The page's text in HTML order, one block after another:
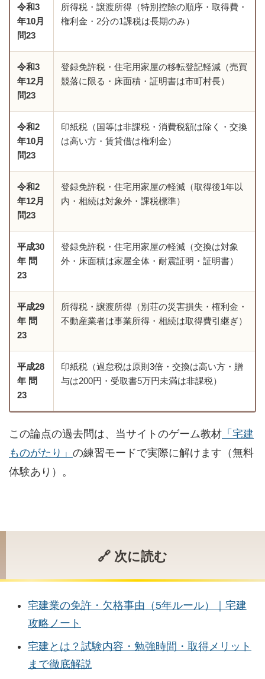
令和3
年10月
問23
所得税・譲渡所得（特別控除の順序・取得費・
権利金・2分の1課税は長期のみ）
令和3
年12月
問23
登録免許税・住宅用家屋の移転登記軽減（売買
競落に限る・床面積・証明書は市町村長）
令和2
年10月
問23
印紙税（国等は非課税・消費税額は除く・交換
は高い方・賃貸借は権利金）
令和2
年12月
問23
登録免許税・住宅用家屋の軽減（取得後1年以
内・相続は対象外・課税標準）
平成30
年 問
23
登録免許税・住宅用家屋の軽減（交換は対象
外・床面積は家屋全体・耐震証明・証明書）
平成29
年 問
23
所得税・譲渡所得（別荘の災害損失・権利金・
不動産業者は事業所得・相続は取得費引継ぎ）
平成28
年 問
23
印紙税（過怠税は原則3倍・交換は高い方・贈
与は200円・受取書5万円未満は非課税）
この論点の過去問は、当サイトのゲーム教材 「宅建
ものがたり」 の練習モードで実際に解けます（無料
体験あり）。
🔗 次に読む
宅建業の免許・欠格事由（5年ルール）｜宅建
攻略ノート
宅建とは？試験内容・勉強時間・取得メリット
まで徹底解説